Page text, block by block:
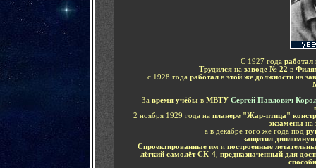
С 1927 года работал
Трудился на заводе № 22 в
с 1928 года работал в этой же должности на
За время учёбы в МВТУ Сергей Павлович
2 ноября 1929 года на планере "Жар-птица"
экзаменына
а в декабре того же года под
защитил
Спроектированные им и построенные
лёгкий самолёт СК-4 предназначенный для